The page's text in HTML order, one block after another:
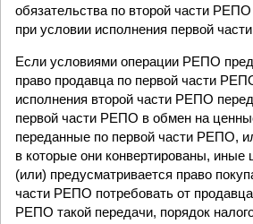
обязательства по второй части
при условии исполнения первой
Если условиями операции РЕПО
право продавца по первой части
исполнения второй части РЕПО
первой части РЕПО в обмен на
переданные по первой части РЕПО,
в которые они конвертированы, иные
(или) предусматривается право
части РЕПО потребовать от
РЕПО такой передачи, порядок